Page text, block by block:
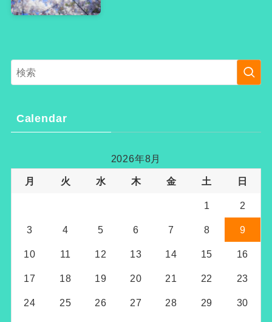
Calendar
2026年8月
月 火 水 木 金 土 日
1 2
3 4 5 6 7 8 9
10 11 12 13 14 15 16
17 18 19 20 21 22 23
24 25 26 27 28 29 30